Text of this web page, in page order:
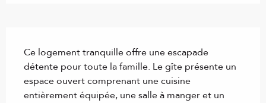
Ce logement tranquille offre une escapade
détente pour toute la famille. Le gîte présente un
espace ouvert comprenant une cuisine
entièrement équipée, une salle à manger et un